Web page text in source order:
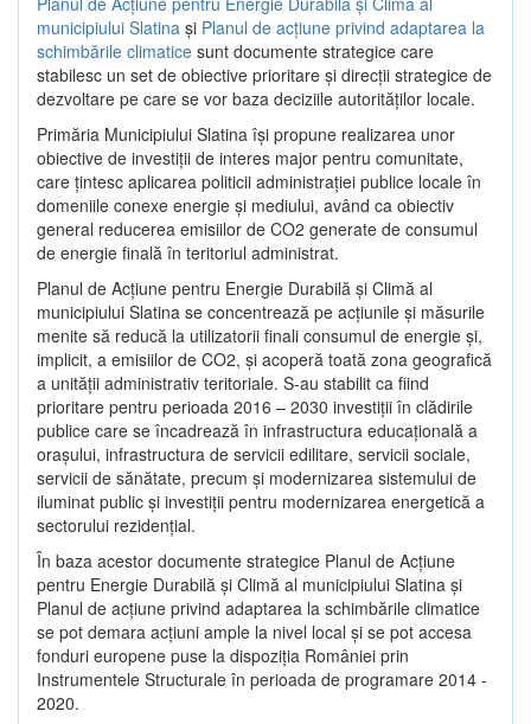
municipiului Slatina şi Planul de acţiune privind adaptarea la
schimbările climatice sunt documente strategice care
stabilesc un set de obiective prioritare şi direcţii strategice de
dezvoltare pe care se vor baza deciziile autorităţilor locale.
Primăria Municipiului Slatina îşi propune realizarea unor
obiective de investiţii de interes major pentru comunitate,
care ţintesc aplicarea politicii administraţiei publice locale în
domeniile conexe energie şi mediului, având ca obiectiv
general reducerea emisiilor de CO2 generate de consumul
de energie finală în teritoriul administrat.
Planul de Acţiune pentru Energie Durabilă şi Climă al
municipiului Slatina se concentrează pe acţiunile şi măsurile
menite să reducă la utilizatorii finali consumul de energie şi,
implicit, a emisiilor de CO2, şi acoperă toată zona geografică
a unităţii administrativ teritoriale. S-au stabilit ca fiind
prioritare pentru perioada 2016 – 2030 investiţii în clădirile
publice care se încadrează în infrastructura educaţională a
oraşului, infrastructura de servicii edilitare, servicii sociale,
servicii de sănătate, precum şi modernizarea sistemului de
iluminat public şi investiţii pentru modernizarea energetică a
sectorului rezidenţial.
În baza acestor documente strategice Planul de Acţiune
pentru Energie Durabilă şi Climă al municipiului Slatina şi
Planul de acţiune privind adaptarea la schimbările climatice
se pot demara acţiuni ample la nivel local şi se pot accesa
fonduri europene puse la dispoziţia României prin
Instrumentele Structurale în perioada de programare 2014 -
2020.